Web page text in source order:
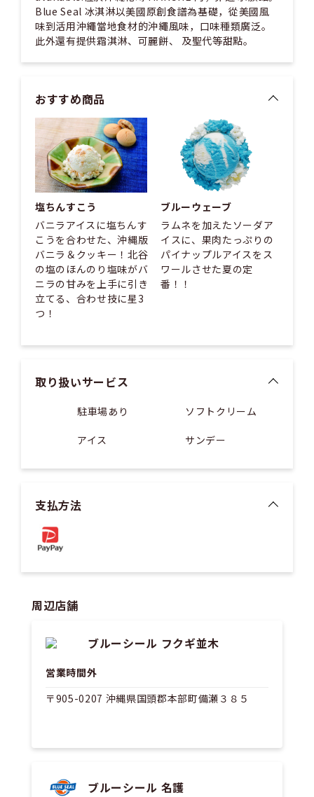
Blue Seal 冰淇淋以美國原創食譜為基礎，從美國風
味到活用沖繩當地食材的沖繩風味，口味種類廣泛。
此外還有提供霜淇淋、可麗餅、 及聖代等甜點。
おすすめ商品
塩ちんすこう
バニラアイスに塩ちんす
こうを合わせた、沖縄版
バニラ＆クッキー！北谷
の塩のほんのり塩味がバ
ニラの甘みを上手に引き
立てる、合わせ技に星3
つ！
ブルーウェーブ
ラムネを加えたソーダア
イスに、果肉たっぷりの
パイナップルアイスをス
ワールさせた夏の定
番！！
取り扱いサービス
駐車場あり ソフトクリーム
アイス サンデー
支払方法
周辺店舗
ブルーシール フクギ並木
営業時間外
〒905-0207 沖縄県国頭郡本部町備瀬３８５
ブルーシール 名護